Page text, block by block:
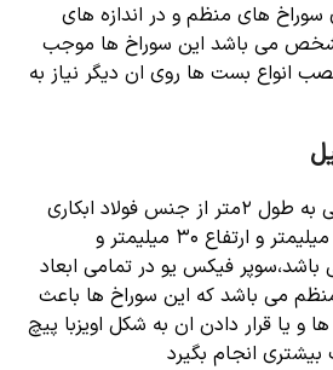
های منظم و در اندازه های
می باشد این سوراخ ها موجب
انواع بست ها روی ان دیگر نیاز به
این محصول شاخه هایی به طول ۲متر از جنس فولاد ابکاری
شده و داراری پهنای ۵۰ میلیمتر و ارتفاع ۳۰ میلیمتر و
می باشد،سوپر فیکس یو در تمامی ابعاد
می باشد که این سوراخ ها باعث
یا قرار دادن ان به شکل اویزبا پیچ
انجام بگیرد